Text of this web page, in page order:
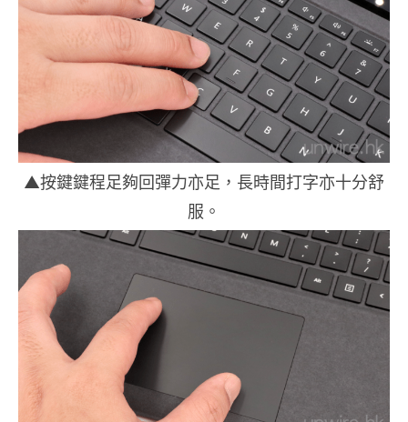
▲按鍵鍵程足夠回彈力亦足，長時間打字亦十分舒
服。